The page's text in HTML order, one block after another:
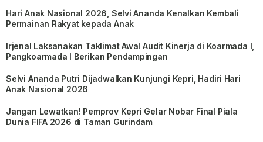
Hari Anak Nasional 2026, Selvi Ananda Kenalkan Kembali
Permainan Rakyat kepada Anak
Irjenal Laksanakan Taklimat Awal Audit Kinerja di Koarmada I,
Pangkoarmada I Berikan Pendampingan
Selvi Ananda Putri Dijadwalkan Kunjungi Kepri, Hadiri Hari
Anak Nasional 2026
Jangan Lewatkan! Pemprov Kepri Gelar Nobar Final Piala
Dunia FIFA 2026 di Taman Gurindam